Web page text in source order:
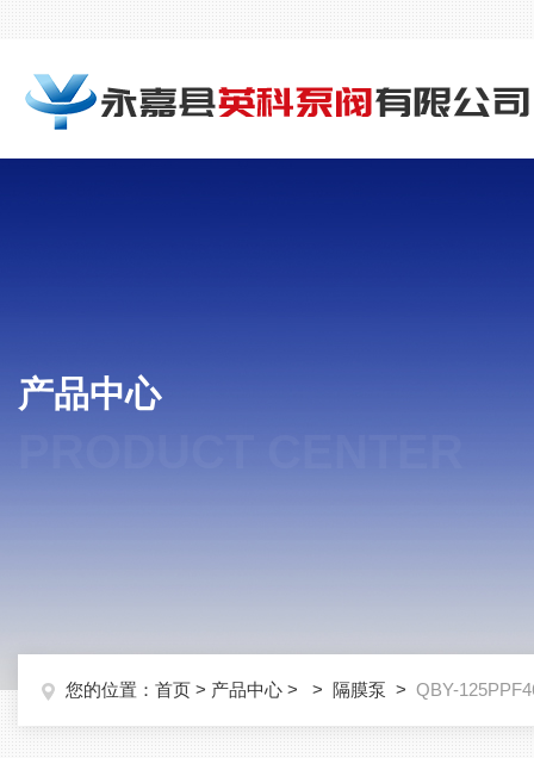
产品中心
您的位置： 首页 > 产品中心 > > 隔膜泵 > QBY-